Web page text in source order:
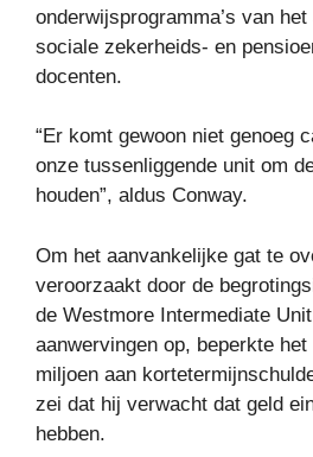
onderwijsprogramma’s van
sociale zekerheids- en
docenten.
“Er komt gewoon niet genoeg
onze tussenliggende unit om
houden”, aldus Conway.
Om het aanvankelijke gat te
veroorzaakt door de
de Westmore Intermediate
aanwervingen op, beperkte
miljoen aan
zei dat hij verwacht dat geld
hebben.